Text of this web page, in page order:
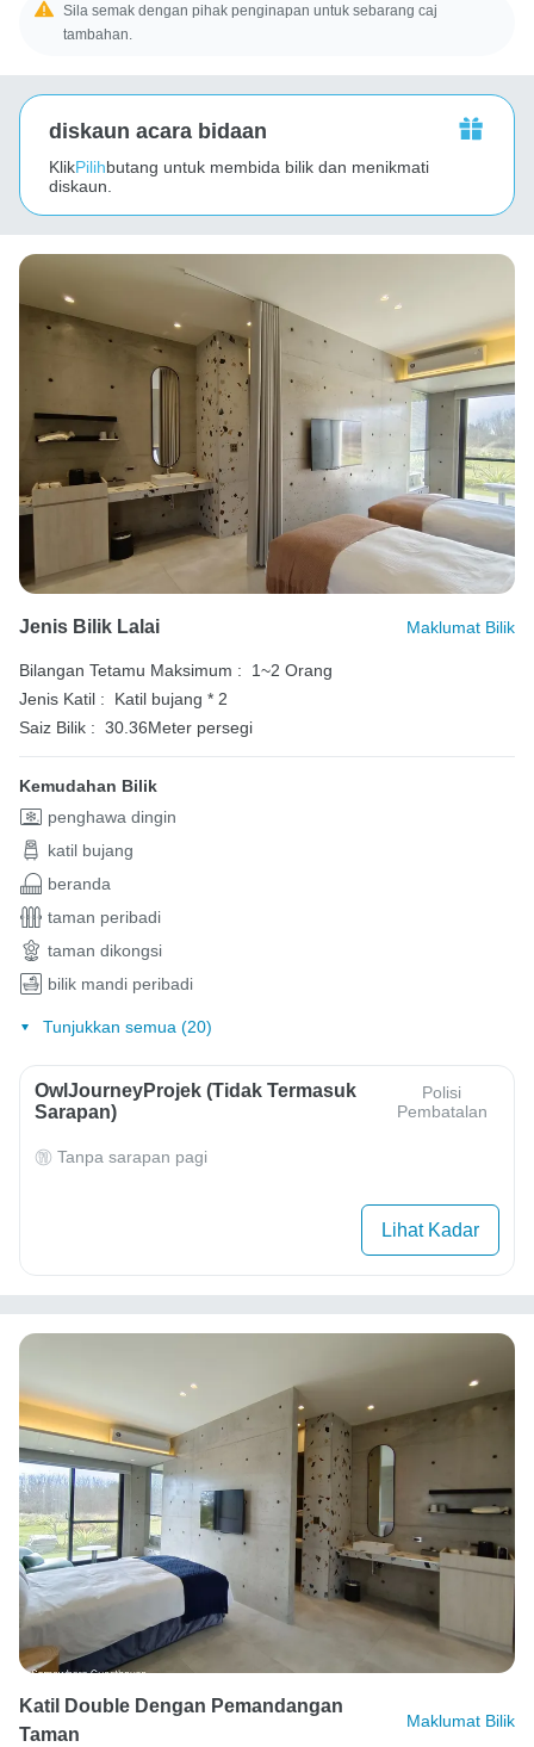
Sila semak dengan pihak penginapan untuk sebarang caj
tambahan.
diskaun acara bidaan
KlikPilihbutang untuk membida bilik dan menikmati
diskaun.
Jenis Bilik Lalai Maklumat Bilik
Bilangan Tetamu Maksimum :
1~2 Orang
Jenis Katil :
Katil bujang * 2
Saiz Bilik : 30.36Meter persegi
Kemudahan Bilik
penghawa dingin
katil bujang
beranda
taman peribadi
taman dikongsi
bilik mandi peribadi
Tunjukkan semua (20)
OwlJourneyProjek (Tidak Termasuk
Sarapan)
Polisi
Pembatalan
Tanpa sarapan pagi
Lihat Kadar
Katil Double Dengan Pemandangan
Taman
Maklumat Bilik